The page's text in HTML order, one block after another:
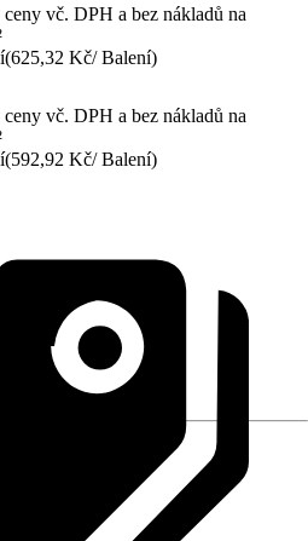
vč. DPH a bez nákladů na
(625,32 Kč/ Balení)
vč. DPH a bez nákladů na
(592,92 Kč/ Balení)